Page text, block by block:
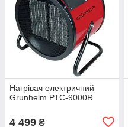
Нагрівач електричний
Grunhelm РТС-9000R
4 499 ₴